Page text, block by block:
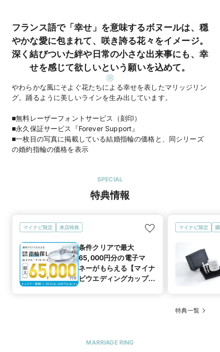
フランス語で「幸せ」を意味するボヌールは、穏
やかな愛に包まれて、咲き誇る花々をイメージ。
深く結びついた絆や日常の小さな出来事にも、幸
せを感じて欲しいという願いを込めて。
やわらかな風にそよぐ花たちによる幸せを表したマリッジリン
グ。踊るように美しいラインを生み出しています。
■無料レーザーフォントサービス（刻印）
■永久保証サービス『Forever Support』
■一枚目の写真に掲載している結婚指輪の価格と、同シリーズ
の婚約指輪の価格を表示
SPECIAL
特典情報
マイナビ限定 来店特典
条件クリアで最大
65,000円分の電子マ
ネーがもらえる【マイナ
ビウエディングカップル
マイナビ限定
特典一覧
MARRIAGE RING